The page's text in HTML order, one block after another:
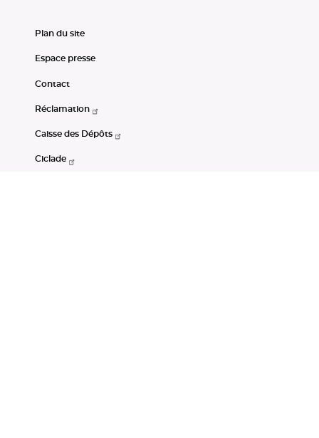
Plan du site
Espace presse
Contact
Réclamation
Caisse des Dépôts
Ciclade